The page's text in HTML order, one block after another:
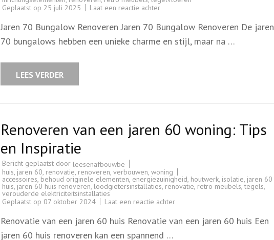
Geplaatst op 25 juli 2025 Laat een reactie achterop
een
70
Jaren 70 Bungalow Renoveren Jaren 70 Bungalow Renoveren De jaren
70 bungalows hebben een unieke charme en stijl, maar na …
LEES VERDER
Renoveren van een jaren 60 woning: Tips
en Inspiratie
Bericht geplaatst door leesenafbouwbe
huis, jaren 60, renovatie, renoveren, verbouwen, woning
accessoires, behoud originele elementen, energiezuinigheid, houtwerk, isolatie, jaren 60
huis, jaren 60 huis renoveren, loodgietersinstallaties, renovatie, retro meubels,tegels,
verouderde elektriciteitsinstallaties
Geplaatst op 07 oktober 2024 Laat een reactie achterop
een
Renovatie van een jaren 60 huis Renovatie van een jaren 60 huis Een
jaren 60 huis renoveren kan een spannend …